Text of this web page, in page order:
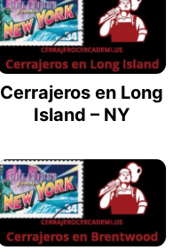
Cerrajeros en Long
Island – NY